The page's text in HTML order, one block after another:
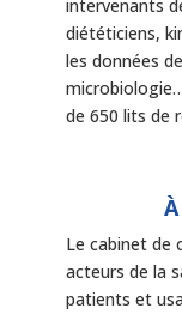
intervenants
diététiciens,
les données
de 650 lits de
Le cabinet de
acteurs de la
patients et